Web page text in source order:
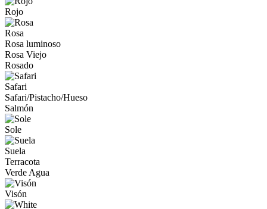
Rojo
Rosa
Rosa luminoso
Rosa Viejo
Rosado
Safari
Safari/Pistacho/Hueso
Salmón
Sole
Suela
Terracota
Verde Agua
Visón